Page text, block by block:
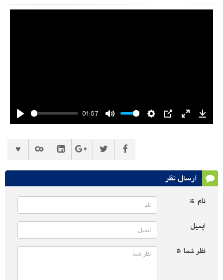
Play
01:57
Mute
Settings
PIP
Enter
ارسال نظر
نام *
ایمیل
نظر شما *